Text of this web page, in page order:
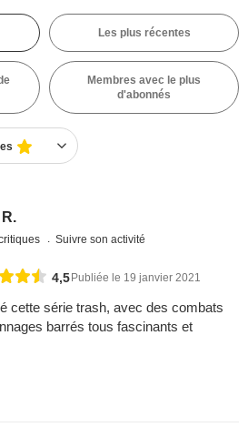
Les plus récentes
Membres avec le plus
d'abonnés
Suivre son activité
4,5Publiée le 19 janvier 2021
cette série trash, avec des combats
barrés tous fascinants et